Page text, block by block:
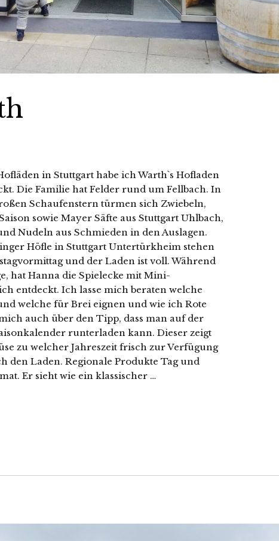
in Stuttgart habe ich Warth`s Hofladen
Die Familie hat Felder rund um Fellbach. In
Schaufenstern türmen sich Zwiebeln,
sowie Mayer Säfte aus Stuttgart Uhlbach,
Nudeln aus Schmieden in den Auslagen.
Höfle in Stuttgart Untertürkheim stehen
und der Laden ist voll. Während
hat Hanna die Spielecke mit Mini-
entdeckt. Ich lasse mich beraten welche
welche für Brei eignen und wie ich Rote
auch über den Tipp, dass man auf der
runterladen kann. Dieser zeigt
zu welcher Jahreszeit frisch zur Verfügung
den Laden. Regionale Produkte Tag und
Er sieht wie ein klassischer …